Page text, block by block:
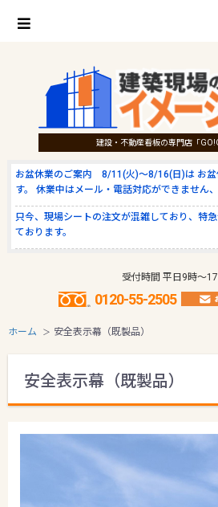
建設・不動産看板の専門店「
お盆休業のご案内 8/11(火)～8/16(日)は お盆
す。 休業中はメール・電話対応ができません
只今、現場シートの注文が混雑しており、特
ております。
受付時間 平日9時～
0120-55-2505
ホーム ＞ 安全表示幕（既製品）
安全表示幕（既製品）